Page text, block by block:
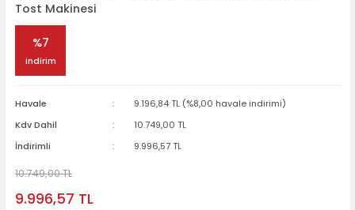
Tost Makinesi
%7
indirim
Havale
9.196,84 TL (%8,00 havale indirimi)
Kdv Dahil
10.749,00 TL
İndirimli
9.996,57 TL
10.749,00 TL
9.996,57 TL